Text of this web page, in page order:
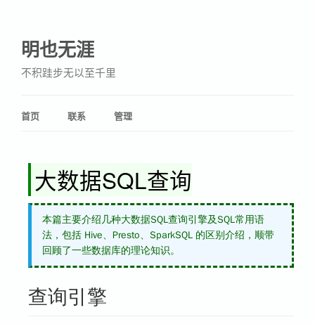
明也无涯
不积跬步无以至千里
首页 联系 管理
大数据SQL查询
本篇主要介绍几种大数据SQL查询引擎及SQL常用语
法，包括 Hive、Presto、SparkSQL 的区别介绍，顺带
回顾了一些数据库的理论知识。
查询引擎